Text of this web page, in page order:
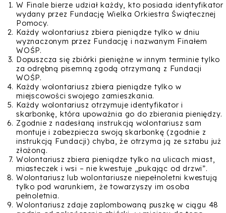
Kandydat
Student
Biznes
Zapisz się na studia
W Finale bierze udział każdy, kto posiada identyfikator
wydany przez Fundację Wielka Orkiestra Świątecznej
Pomocy.
Każdy wolontariusz zbiera pieniądze tylko w dniu
wyznaczonym przez Fundację i nazwanym Finałem
WOŚP.
Dopuszcza się zbiórki pieniężne w innym terminie tylko
za odrębną pisemną zgodą otrzymaną z Fundacji
WOŚP.
Każdy wolontariusz zbiera pieniądze tylko w
miejscowości swojego zamieszkania.
Każdy wolontariusz otrzymuje identyfikator i
skarbonkę, która upoważnia go do zbierania pieniędzy.
Zgodnie z nadesłaną instrukcją wolontariusz sam
montuje i zabezpiecza swoją skarbonkę (zgodnie z
instrukcją Fundacji) chyba, że otrzyma ją ze sztabu już
złożoną.
Wolontariusz zbiera pieniądze tylko na ulicach miast,
miasteczek i wsi – nie kwestuje „pukając od drzwi”.
Wolontariusz lub wolontariusze niepełnoletni kwestują
tylko pod warunkiem, że towarzyszy im osoba
pełnoletnia.
Wolontariusz zdaje zaplombowaną puszkę w ciągu 48